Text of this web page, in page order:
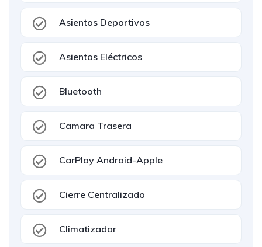
Asientos Deportivos
Asientos Eléctricos
Bluetooth
Camara Trasera
CarPlay Android-Apple
Cierre Centralizado
Climatizador